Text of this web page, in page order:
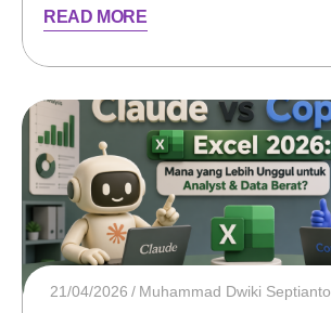
READ MORE
21/04/2026 Muhammad Dwiki Septianto